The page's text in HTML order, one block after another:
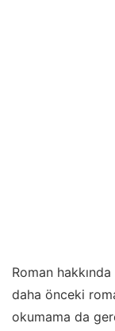
Roman
daha önceki
okumama da